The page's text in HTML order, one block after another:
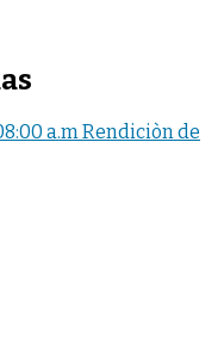
a.m Rendiciòn de